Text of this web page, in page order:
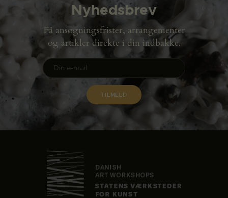
Nyhedsbrev
Få ansøgningsfrister, arrangementer
og artikler direkte i din indbakke.